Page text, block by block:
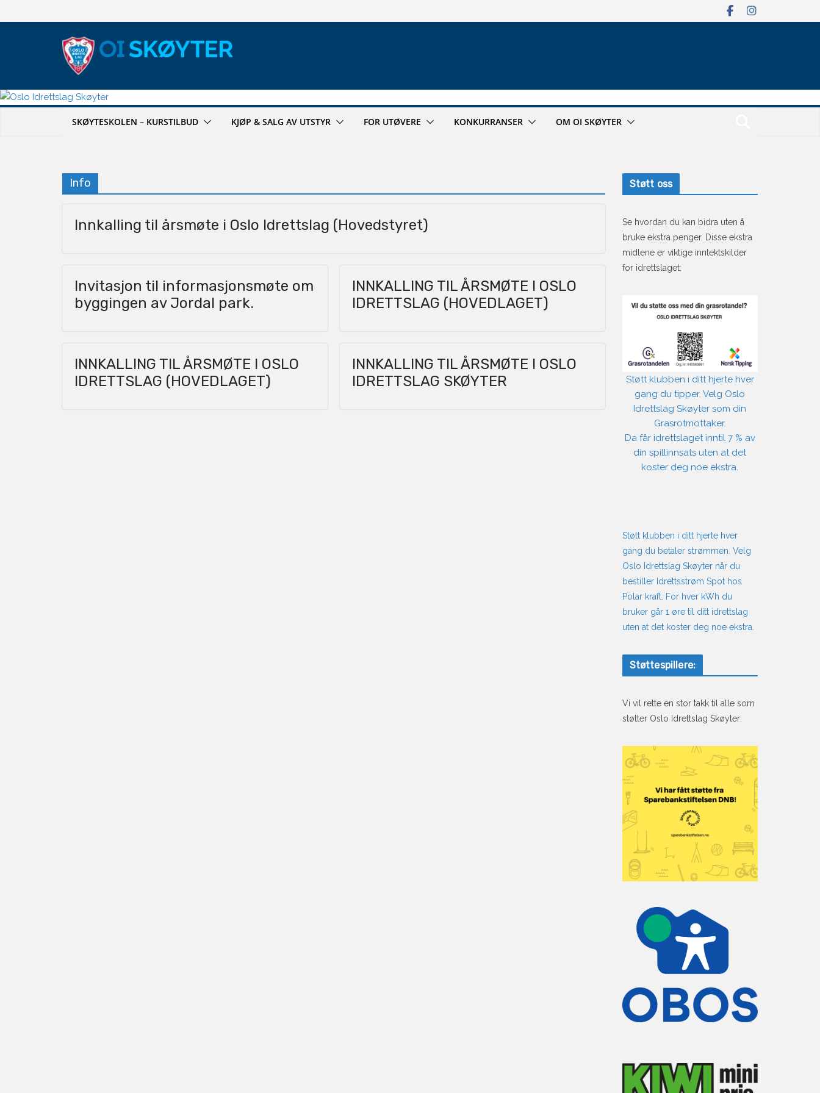
til
SKØYTESKOLEN – KURSTILBUD KJØP & SALG AV UTSTYR FOR UTØVERE KONKURRANSER OM OI SKØYTER
Info
Innkalling til årsmøte i Oslo Idrettslag (Hovedstyret)
Invitasjon til informasjonsmøte om
byggingen av Jordal park.
INNKALLING TIL ÅRSMØTE I OSLO
IDRETTSLAG (HOVEDLAGET)
INNKALLING TIL ÅRSMØTE I OSLO
IDRETTSLAG (HOVEDLAGET)
INNKALLING TIL ÅRSMØTE I OSLO
IDRETTSLAG SKØYTER
Støtt oss
Se hvordan du kan bidra uten å
bruke ekstra penger. Disse ekstra
midlene er viktige inntektskilder
for idrettslaget:
Støtt klubben i ditt hjerte hver
gang du tipper. Velg Oslo
Idrettslag Skøyter som din
Grasrotmottaker.
Da får idrettslaget inntil 7 % av
din spillinnsats uten at det
koster deg noe ekstra.
Støtt klubben i ditt hjerte hver
gang du betaler strømmen. Velg
Oslo Idrettslag Skøyter når du
bestiller Idrettsstrøm Spot hos
Polar kraft. For hver kWh du
bruker går 1 øre til ditt idrettslag
uten at det koster deg noe ekstra.
Støttespillere:
Vi vil rette en stor takk til alle som
støtter Oslo Idrettslag Skøyter: